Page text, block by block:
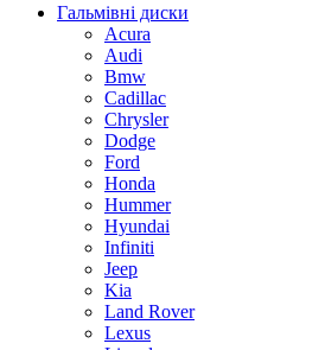
Гальмівні диски
Acura
Audi
Bmw
Cadillac
Chrysler
Dodge
Ford
Honda
Hummer
Hyundai
Infiniti
Jeep
Kia
Land Rover
Lexus